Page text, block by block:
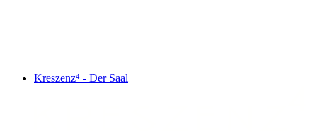
Kreszenz⁴ - Der Saal